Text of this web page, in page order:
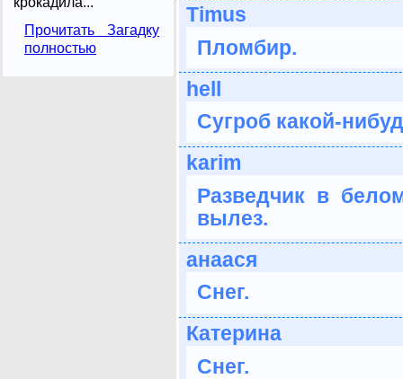
Прочитать Загадку
полностью
Timus
Пломбир.
hell
Сугроб какой-
karim
Разведчик в
вылез.
анаася
Снег.
Катерина
Снег.